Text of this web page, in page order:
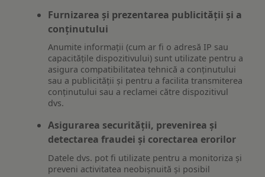
Furnizarea și prezentarea publicității și a
conținutului
Anumite informații (cum ar fi o adresă IP sau
capacitățile dispozitivului) sunt utilizate pentru a
asigura compatibilitatea tehnică a conținutului
sau a publicității și pentru a facilita transmiterea
conținutului sau a reclamei către dispozitivul
dvs.
Asigurarea securității, prevenirea și
detectarea fraudei și corectarea erorilor
Datele dvs. pot fi utilizate pentru a monitoriza și
preveni activitatea neobișnuită și posibil